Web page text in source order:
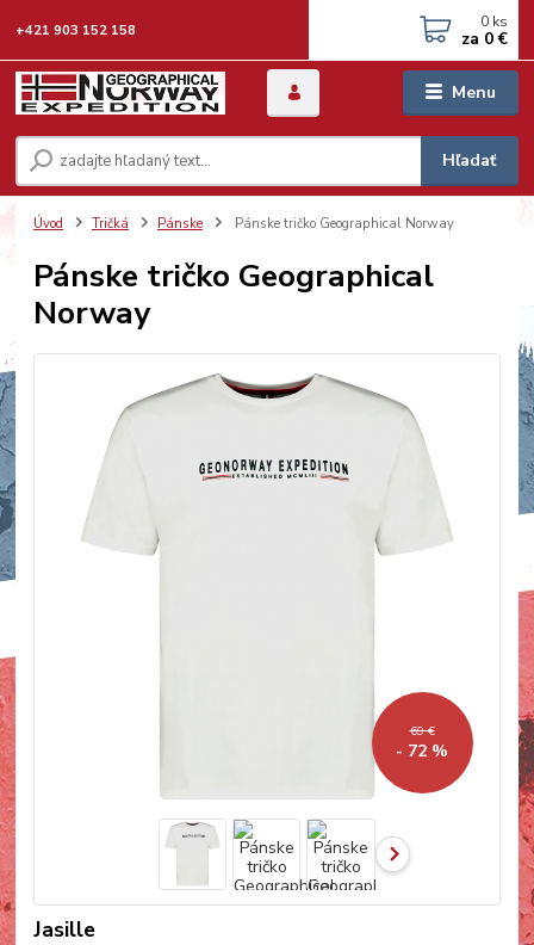
Menu
Hľadať
+421 903 152 158 0 ks
za 0 €
Úvod Tričká Pánske Pánske tričko Geographical Norway
Pánske tričko Geographical
Norway
69 €
- 72 %
Jasille